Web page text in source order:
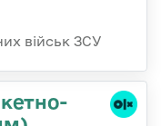
військ ЗСУ